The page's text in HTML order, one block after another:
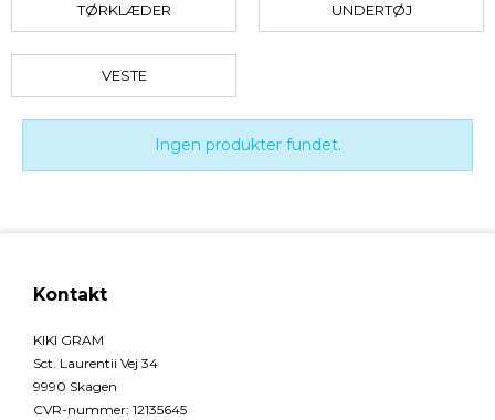
TØRKLÆDER UNDERTØJ
VESTE
Ingen produkter fundet.
Kontakt
KIKI GRAM
Sct. Laurentii Vej 34
9990 Skagen
CVR-nummer: 12135645